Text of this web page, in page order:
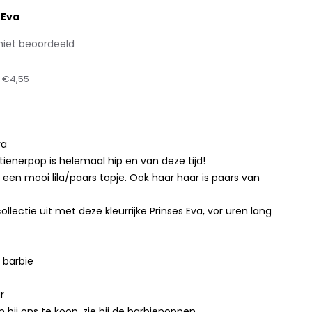
beoordeeld
€4,55
is helemaal hip en van deze tijd!
mooi lila/paars topje. Ook haar haar is paars van
uit met deze kleurrijke Prinses Eva, vor uren lang